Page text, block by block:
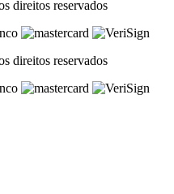
direitos reservados
direitos reservados